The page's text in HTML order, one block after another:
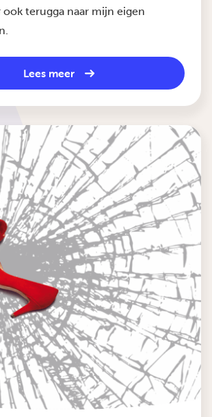
ook terugga naar mijn eigen
Lees meer